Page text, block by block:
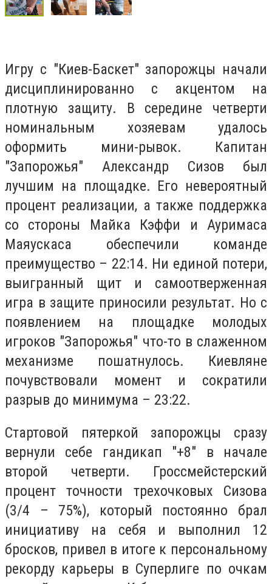
Игру с "Киев-Баскет" запорожцы начали
дисциплинированно с акцентом на
плотную защиту. В середине четверти
номинальным хозяевам удалось
оформить мини-рывок. Капитан
"Запорожья" Александр Сизов был
лучшим на площадке. Его невероятный
процент реализации, а также поддержка
со стороны Майка Кэффи и Ауримаса
Маяускаса обеспечили команде
преимущество – 22:14. Ни единой потери,
выигранный щит и самоотверженная
игра в защите приносили результат. Но с
появлением на площадке молодых
игроков "Запорожья" что-то в слаженном
механизме пошатнулось. Киевляне
почувствовали момент и сократили
разрыв до минимума – 23:22.
Стартовой пятеркой запорожцы сразу
вернули себе гандикап "+8" в начале
второй четверти. Гроссмейстерский
процент точности трехочковых Сизова
(3/4 – 75%), который постоянно брал
инициативу на себя и выполнил 12
бросков, привел в итоге к персональному
рекорду карьеры в Суперлиге по очкам